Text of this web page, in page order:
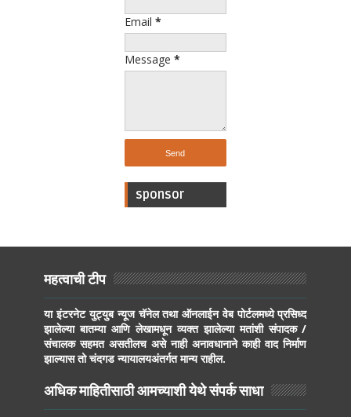
Email *
Message *
sponsor
महत्वाची टीप
या इंटरनेट युट्युब न्यूज चॅनेल तथा ऑनलाईन वेब पोर्टलमध्ये प्रसिध्द
झालेल्या बातम्या आणि लेखामधून व्यक्त झालेल्या मतांशी संपादक /
संचालक सहमत असतीलच असे नाही अनावधानाने काही वाद निर्माण
झाल्यास तो चंदगड न्यायालयअंतर्गत मान्य राहील.
अधिक माहितीसाठी आमच्याशी येथे संपर्क साधा